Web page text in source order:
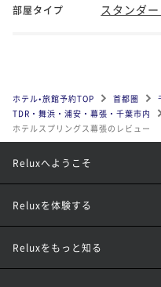
部屋タイプ スタンダ
ホテル•旅館予約TOP 首都圏
TDR・舞浜・浦安・幕張・千葉市内
ホテルスプリングス幕張のレビュー
Reluxへようこそ
Reluxを体験する
Reluxをもっと知る